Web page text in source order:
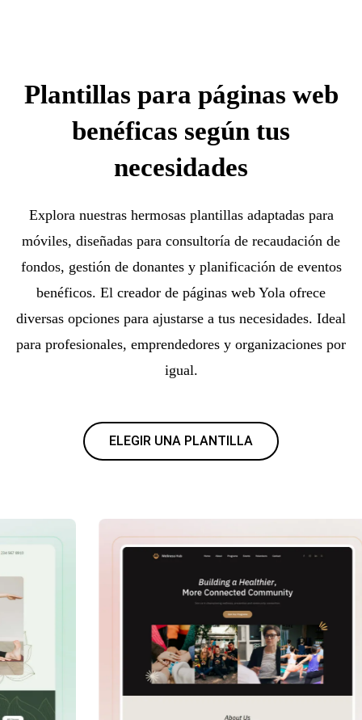
Plantillas para páginas web
benéficas según tus
necesidades
Explora nuestras hermosas plantillas adaptadas para
móviles, diseñadas para consultoría de recaudación de
fondos, gestión de donantes y planificación de eventos
benéficos. El creador de páginas web Yola ofrece
diversas opciones para ajustarse a tus necesidades. Ideal
para profesionales, emprendedores y organizaciones por
igual.
ELEGIR UNA PLANTILLA